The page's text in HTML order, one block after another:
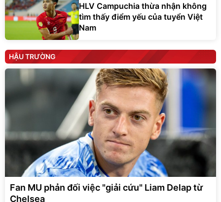
HLV Campuchia thừa nhận không
tìm thấy điểm yếu của tuyển Việt
Nam
HẬU TRƯỜNG
Fan MU phản đối việc "giải cứu" Liam Delap từ
Chelsea